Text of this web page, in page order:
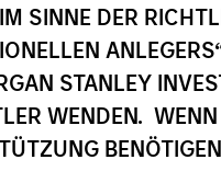
SINNE DER
STANLEY
WENDEN.